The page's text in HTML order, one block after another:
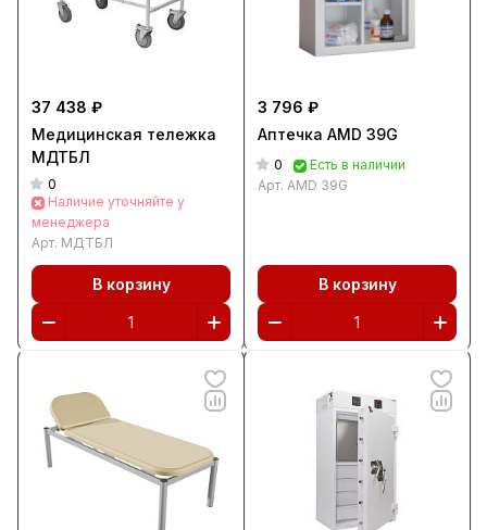
37 438 ₽
Медицинская тележка
МДТБЛ
0
Наличие уточняйте у
менеджера
Арт. МДТБЛ
В корзину
3 796 ₽
Аптечка AMD 39G
0
Есть в наличии
Арт. AMD 39G
В корзину